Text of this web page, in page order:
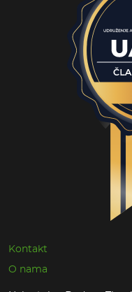
Kontakt
O nama